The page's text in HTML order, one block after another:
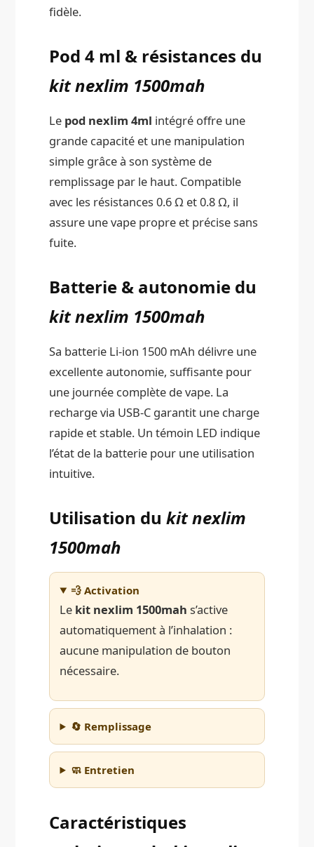
fidèle.
Pod 4 ml & résistances du
kit nexlim 1500mah
Le pod nexlim 4ml intégré offre une
grande capacité et une manipulation
simple grâce à son système de
remplissage par le haut. Compatible
avec les résistances 0.6 Ω et 0.8 Ω, il
assure une vape propre et précise sans
fuite.
Batterie & autonomie du
kit nexlim 1500mah
Sa batterie Li-ion 1500 mAh délivre une
excellente autonomie, suffisante pour
une journée complète de vape. La
recharge via USB-C garantit une charge
rapide et stable. Un témoin LED indique
l’état de la batterie pour une utilisation
intuitive.
Utilisation dukit nexlim
1500mah
💨 Activation
Le kit nexlim 1500mah s’active
automatiquement à l’inhalation :
aucune manipulation de bouton
nécessaire.
🔄 Remplissage
🧼 Entretien
Caractéristiques